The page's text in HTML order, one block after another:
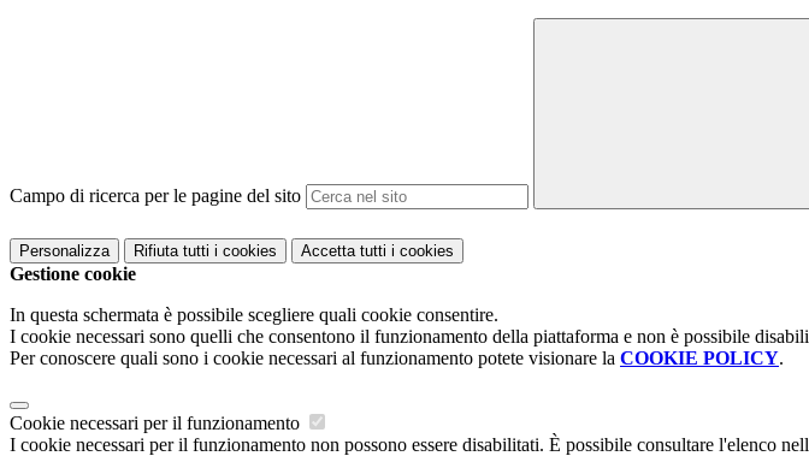
Campo di ricerca per le pagine del sito
Personalizza Rifiuta tutti i cookies Accetta tutti i cookies
Gestione cookie
In questa schermata è possibile scegliere quali cookie consentire.
I cookie necessari sono quelli che consentono il funzionamento della piattaforma e non è possibile
Per conoscere quali sono i cookie necessari al funzionamento potete visionare la COOKIE POLICY.
Cookie necessari per il funzionamento
I cookie necessari per il funzionamento non possono essere disabilitati. È possibile consultare l'elenco